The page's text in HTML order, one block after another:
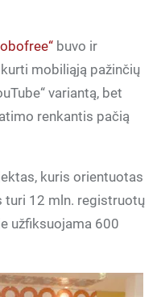
buvo ir
mobiliąją pažinčių
variantą, bet
renkantis pačią
kuris orientuotas
turi 12 mln. registruotų
užfiksuojama 600